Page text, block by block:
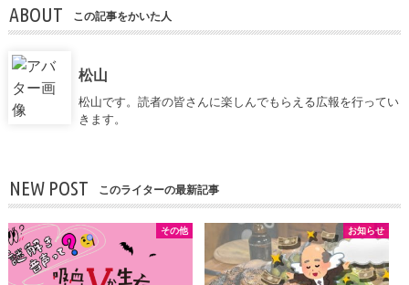
ABOUT この記事をかいた人
松山
松山です。読者の皆さんに楽しんでもらえる広報を行ってい
きます。
NEW POST このライターの最新記事
その他 お知らせ